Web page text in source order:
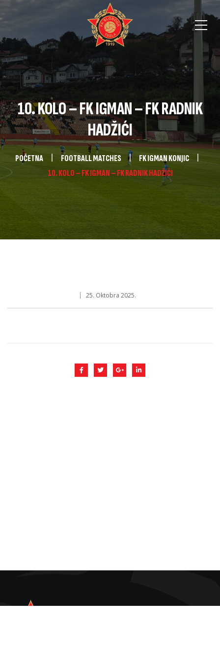
10. KOLO – FK IGMAN – FK RADNIK
HADŽIĆI
POČETNA FOOTBALL MATCHES
FK IGMAN KONJIC
10. KOLO – FK IGMAN – FK RADNIK HADŽIĆI
25. Oktobra 2025.